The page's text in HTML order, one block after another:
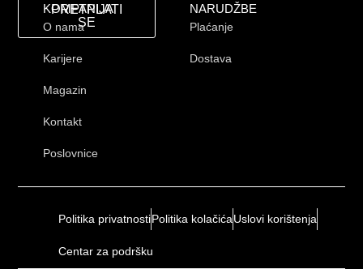
KOMPANIJA
O nama
Karijere
Magazin
Kontakt
Poslovnice
NARUDŽBE
Plaćanje
Dostava
PRETPLATI
SE
Politika privatnostiPolitika kolačićaUslovi korištenja
Centar za podršku